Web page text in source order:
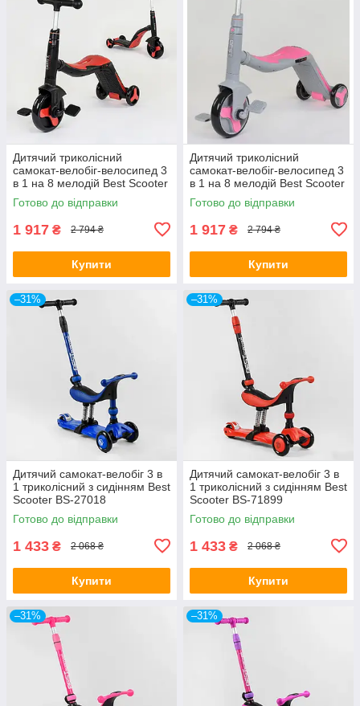
Дитячий триколісний
самокат-велобіг-велосипед 3
в 1 на 8 мелодій Best Scooter
JT 28288
Готово до відправки
1 917 ₴ 2 794 ₴
Купити
Дитячий триколісний
самокат-велобіг-велосипед 3
в 1 на 8 мелодій Best Scooter
JT 90601
Готово до відправки
1 917 ₴ 2 794 ₴
Купити
–31%
Дитячий самокат-велобіг 3 в
1 триколісний з сидінням Best
Scooter BS-27018
Готово до відправки
1 433 ₴ 2 068 ₴
Купити
–31%
Дитячий самокат-велобіг 3 в
1 триколісний з сидінням Best
Scooter BS-71899
Готово до відправки
1 433 ₴ 2 068 ₴
Купити
–31% –31%